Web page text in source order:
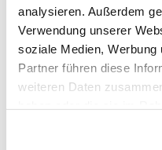
analysieren. Außerdem
Verwendung unserer
soziale Medien, Werbung
Partner führen diese
weiteren Daten